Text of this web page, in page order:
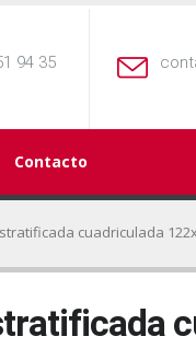
94 35
Contacto
cuadriculada